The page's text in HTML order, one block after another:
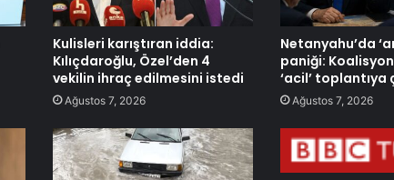
Kulisleri karıştıran iddia:
Kılıçdaroğlu, Özel’den 4
vekilin ihraç edilmesini istedi
Ağustos 7, 2026
Netanyahu’da
paniği:
‘acil’ toplantıya
Ağustos 7, 2026